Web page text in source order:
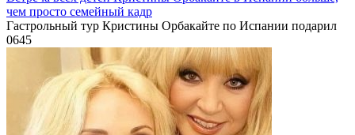
чем просто семейный кадр
Гастрольный тур Кристины Орбакайте по Испании подарил
0645